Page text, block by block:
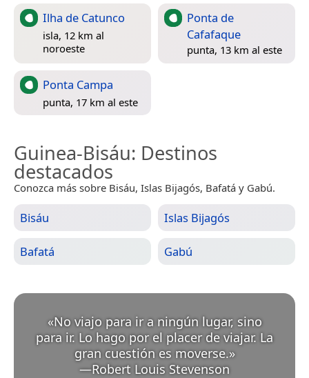
Ilha de Catunco
isla, 12 km al
noroeste
Ponta de
Cafafaque
punta, 13 km al este
Ponta Campa
punta, 17 km al este
Guinea-Bisáu: Destinos
destacados
Conozca más sobre Bisáu, Islas Bijagós, Bafatá y Gabú.
Bisáu Islas Bijagós
Bafatá Gabú
«No viajo para ir a ningún lugar, sino
para ir. Lo hago por el placer de viajar. La
gran cuestión es moverse. »
—Robert Louis Stevenson